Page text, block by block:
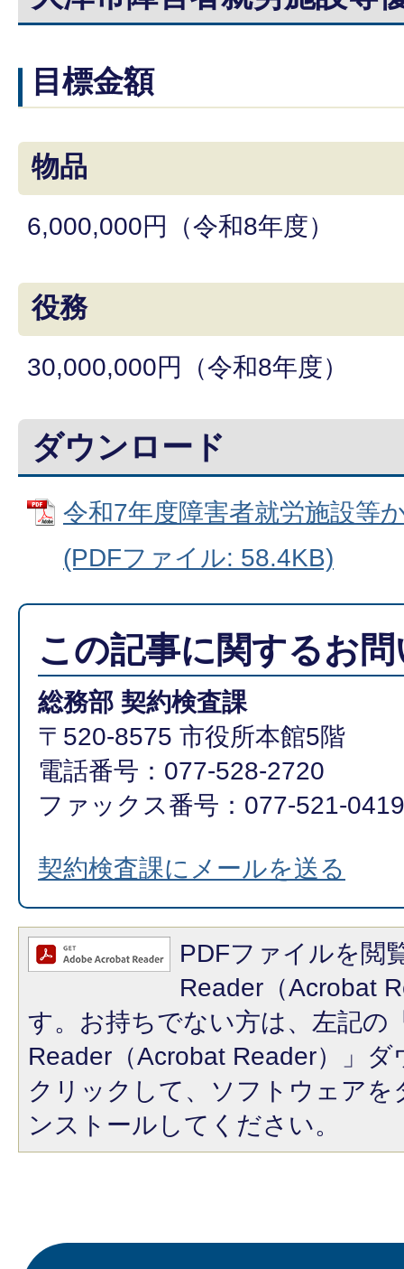
目標金額
物品
6,000,000円（令和8年度）
役務
30,000,000円（令和8年度）
ダウンロード
令和7年度障害者就労施設等
(PDFファイル: 58.4KB)
この記事に関するお
総務部 契約検査課
〒520-8575 市役所本館5階
電話番号：077-528-2720
ファックス番号：077-521-0419
契約検査課にメールを送る
PDFファイルを閲
Reader（Acrobat
す。お持ちでない方は、左記の
Reader（Acrobat Reader）」
クリックして、ソフトウェア
ンストールしてください。